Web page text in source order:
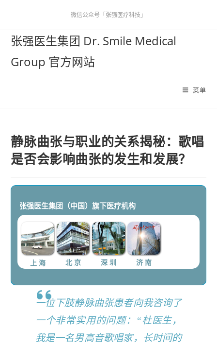
微信公众号「张强医疗科技」
张强医生集团 Dr. Smile Medical
Group 官方网站
菜单
静脉曲张与职业的关系揭秘：歌唱
是否会影响曲张的发生和发展？
张强医生集团（中国）旗下医疗机构
上 海 北 京 深 圳 济 南
一位下肢静脉曲张患者向我咨询了
一个非常实用的问题：“杜医生，
我是一名男高音歌唱家，长时间的